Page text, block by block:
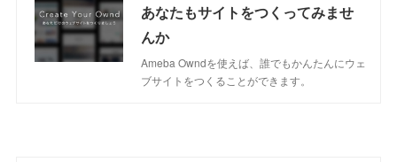
あなたもサイトをつくってみませ
んか
Ameba Owndを使えば、誰でもかんたんにウェ
ブサイトをつくることができます。